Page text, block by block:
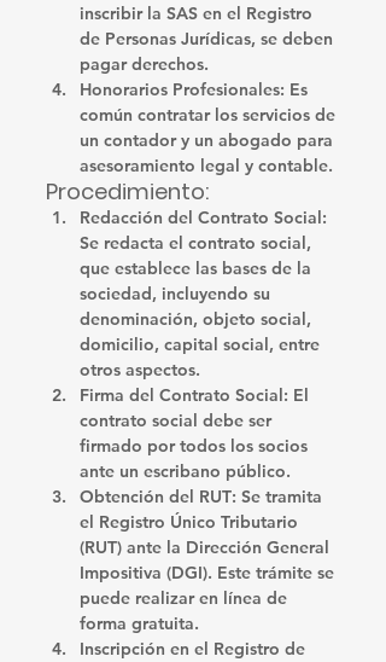
inscribir la SAS en el Registro
de Personas Jurídicas, se deben
pagar derechos.
Honorarios Profesionales: Es
común contratar los servicios de
un contador y un abogado para
asesoramiento legal y contable.
Procedimiento:
Redacción del Contrato Social:
Se redacta el contrato social,
que establece las bases de la
sociedad, incluyendo su
denominación, objeto social,
domicilio, capital social, entre
otros aspectos.
Firma del Contrato Social: El
contrato social debe ser
firmado por todos los socios
ante un escribano público.
Obtención del RUT: Se tramita
el Registro Único Tributario
(RUT) ante la Dirección General
Impositiva (DGI). Este trámite se
puede realizar en línea de
forma gratuita.
Inscripción en el Registro de